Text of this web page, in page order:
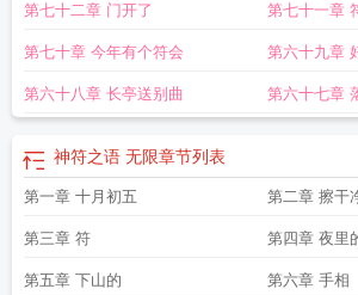
符马守护神寓意暗黑2巨型神符 神符科技游戏辅助
效五雷符和五路财神符 神符科技 神符奇技的意思
者神符衣服暗黑2小型神符 神符咒图片神
无限电视剧神府红军游击队神弗福也的福是什么意
瓜嫂怎么没了道教五路财神符神符怎么用
瓜嫂起点神符怎么折叠三角形神符金仙免费阅读神
漫画神符是什么神符书内容 神符精解神符
龙手游62神器需要多少个新莽神符
神符的意思 神符
缠身纸人索命我开店卖神符
神符之语 凤凰神筋疼是
第七十二章 门开了 第七十一章
第七十章 今年有个符会 第六十九章
第六十八章 长亭送别曲 第六十七章
神符之语 无限章节列表
第一章 十月初五 第二章 擦干
第三章 符 第四章 夜里
第五章 下山的 第六章 手相